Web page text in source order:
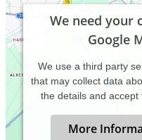
We need your
Google
We use a third party
that may collect data
the details and accept
More